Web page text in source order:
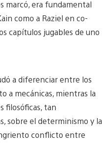
marcó, era fundamental
como a Raziel en co-
capítulos jugables de uno
a diferenciar entre los
a mecánicas, mientras la
filosóficas, tan
sobre el determinismo y la
conflicto entre